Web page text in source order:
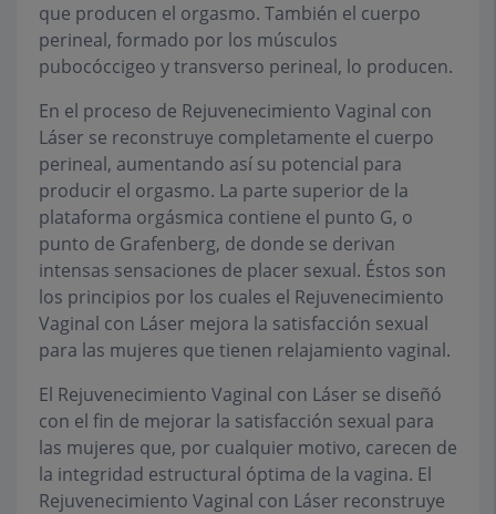
que producen el orgasmo. También el cuerpo
perineal, formado por los músculos
pubocóccigeo y transverso perineal, lo producen.
En el proceso de Rejuvenecimiento Vaginal con
Láser se reconstruye completamente el cuerpo
perineal, aumentando así su potencial para
producir el orgasmo. La parte superior de la
plataforma orgásmica contiene el punto G, o
punto de Grafenberg, de donde se derivan
intensas sensaciones de placer sexual. Éstos son
los principios por los cuales el Rejuvenecimiento
Vaginal con Láser mejora la satisfacción sexual
para las mujeres que tienen relajamiento vaginal.
El Rejuvenecimiento Vaginal con Láser se diseñó
con el fin de mejorar la satisfacción sexual para
las mujeres que, por cualquier motivo, carecen de
la integridad estructural óptima de la vagina. El
Rejuvenecimiento Vaginal con Láser reconstruye